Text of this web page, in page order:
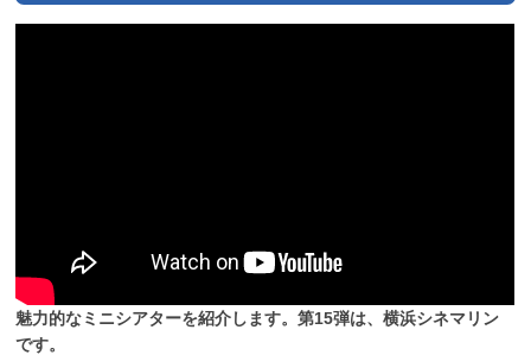
魅力的なミニシアターを紹介します。第15弾は、横浜シネマリン
です。